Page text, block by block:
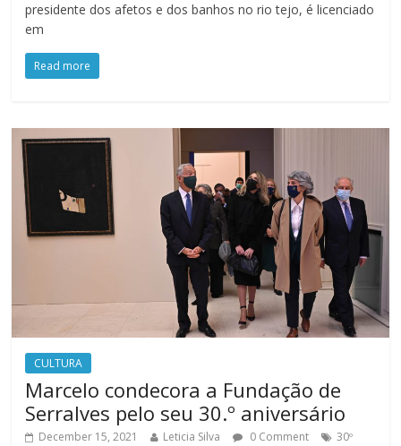
presidente dos afetos e dos banhos no rio tejo, é licenciado
em
Read more
CULTURA
Marcelo condecora a Fundação de
Serralves pelo seu 30.º aniversário
December 15, 2021 Leticia Silva 0 Comment
30º